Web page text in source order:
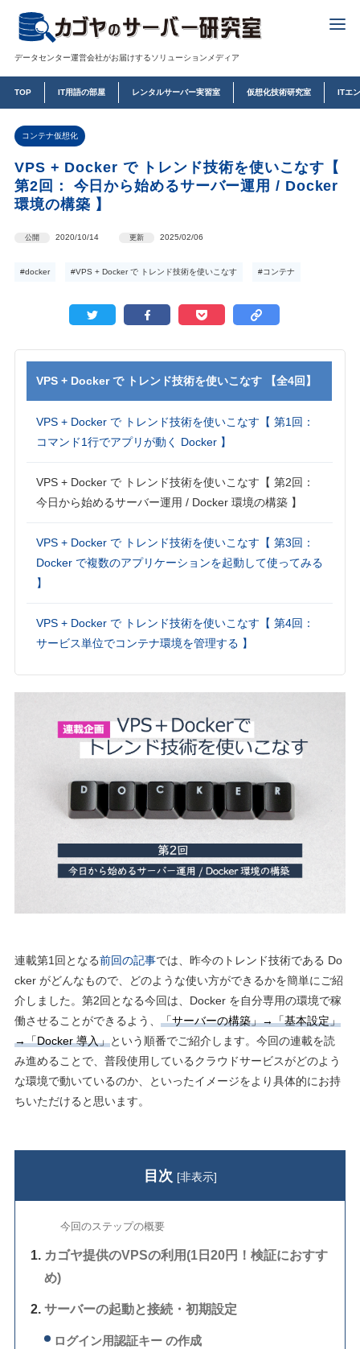
データセンター運営会社がお届けするソリューションメディア
TOP IT用語の部屋 レンタルサーバー実習室 仮想化技術研究室 ITエ
コンテナ仮想化
VPS + Docker で トレンド技術を使いこなす【
第2回： 今日から始めるサーバー運用 / Docker
環境の構築 】
公開 2020/10/14 更新 2025/02/06
#docker #VPS + Docker で トレンド技術を使いこなす #コンテナ
VPS + Docker で トレンド技術を使いこなす 【全4回】
VPS + Docker で トレンド技術を使いこなす【 第1回：
コマンド1行でアプリが動く Docker 】
VPS + Docker で トレンド技術を使いこなす【 第2回：
今日から始めるサーバー運用 / Docker 環境の構築 】
VPS + Docker で トレンド技術を使いこなす【 第3回：
Docker で複数のアプリケーションを起動して使ってみる
】
VPS + Docker で トレンド技術を使いこなす【 第4回：
サービス単位でコンテナ環境を管理する 】
連載第1回となる前回の記事では、昨今のトレンド技術である Do
cker がどんなもので、どのような使い方ができるかを簡単にご紹
介しました。第2回となる今回は、Docker を自分専用の環境で稼
働させることができるよう、 「サーバーの構築」→「基本設定」
→「Docker 導入」という順番でご紹介します。今回の連載を読
み進めることで、普段使用しているクラウドサービスがどのよう
な環境で動いているのか、といったイメージをより具体的にお持
ちいただけると思います。
目次 [非表示]
今回のステップの概要
カゴヤ提供のVPSの利用(1日20円！検証におすす
め)
サーバーの起動と接続・初期設定
ログイン用認証キー の作成